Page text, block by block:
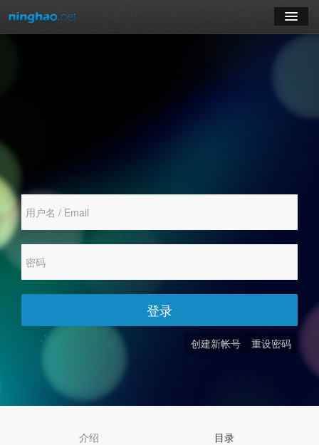
创建新帐号 重设密码
登录
介绍 目录